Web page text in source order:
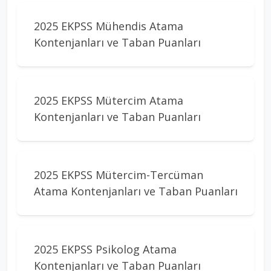
2025 EKPSS Mühendis Atama
Kontenjanları ve Taban Puanları
2025 EKPSS Mütercim Atama
Kontenjanları ve Taban Puanları
2025 EKPSS Mütercim-Tercüman
Atama Kontenjanları ve Taban Puanları
2025 EKPSS Psikolog Atama
Kontenjanları ve Taban Puanları